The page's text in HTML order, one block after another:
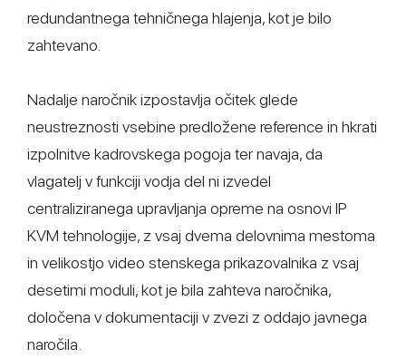
redundantnega tehničnega hlajenja, kot je bilo
zahtevano.
Nadalje naročnik izpostavlja očitek glede
neustreznosti vsebine predložene reference in hkrati
izpolnitve kadrovskega pogoja ter navaja, da
vlagatelj v funkciji vodja del ni izvedel
centraliziranega upravljanja opreme na osnovi IP
KVM tehnologije, z vsaj dvema delovnima mestoma
in velikostjo video stenskega prikazovalnika z vsaj
desetimi moduli, kot je bila zahteva naročnika,
določena v dokumentaciji v zvezi z oddajo javnega
naročila.